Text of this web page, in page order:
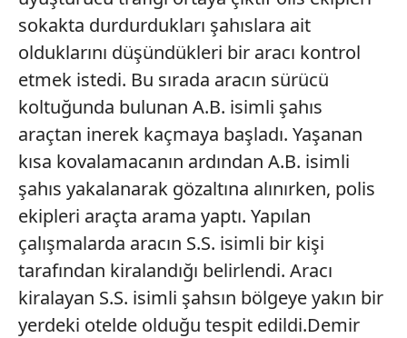
sokakta durdurdukları şahıslara ait
olduklarını düşündükleri bir aracı kontrol
etmek istedi. Bu sırada aracın sürücü
koltuğunda bulunan A.B. isimli şahıs
araçtan inerek kaçmaya başladı. Yaşanan
kısa kovalamacanın ardından A.B. isimli
şahıs yakalanarak gözaltına alınırken, polis
ekipleri araçta arama yaptı. Yapılan
çalışmalarda aracın S.S. isimli bir kişi
tarafından kiralandığı belirlendi. Aracı
kiralayan S.S. isimli şahsın bölgeye yakın bir
yerdeki otelde olduğu tespit edildi.Demir